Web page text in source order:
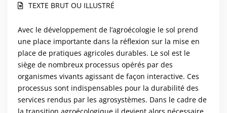
TEXTE BRUT OU ILLUSTRÉ
Avec le développement de l’agroécologie le sol prend
une place importante dans la réflexion sur la mise en
place de pratiques agricoles durables. Le sol est le
siège de nombreux processus opérés par des
organismes vivants agissant de façon interactive. Ces
processus sont indispensables pour la durabilité des
services rendus par les agrosystèmes. Dans le cadre de